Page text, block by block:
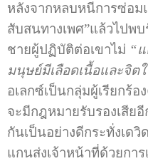
หลังจากหลบหนีการซ่อม
สับสนทางเพศ”แล้วไปพ
ชายผู้ปฏิบัติต่อเขาไม่ “
มนุษย์มีเลือดเนื้อและจิต
อเลกซ์เป็นกลุ่มผู้เรียกร้อ
จะมีกฎหมายรับรองเสีย
กันเป็นอย่างดีกระทั่งเด
แกนส่งเจ้าหน้าที่ด้วยกา